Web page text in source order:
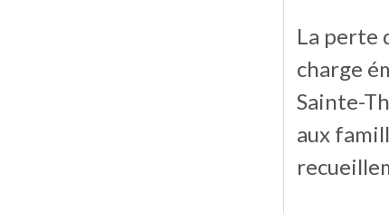
La perte
charge
Sainte-
aux